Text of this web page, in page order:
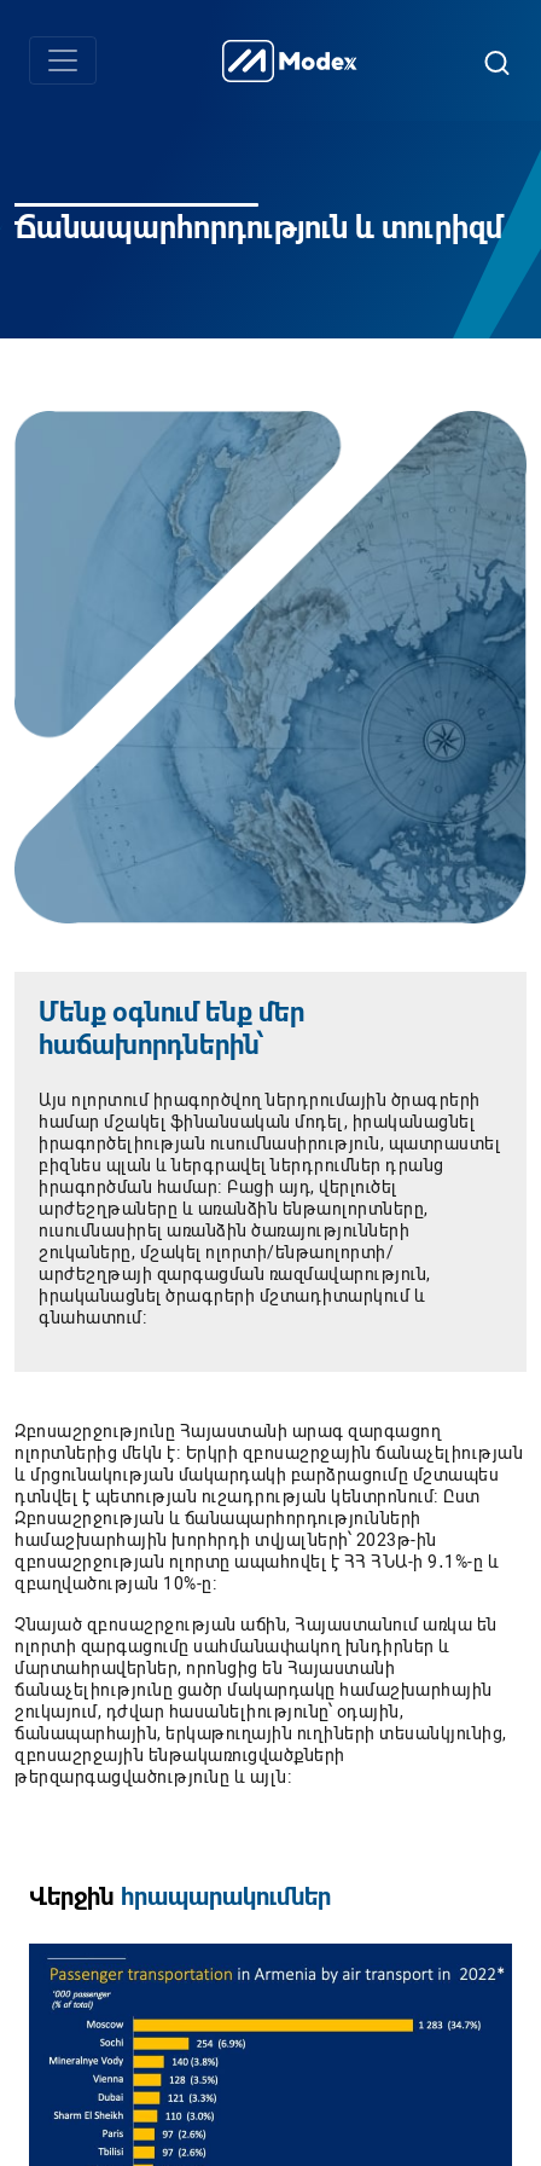
Ճանապարհորդություն և տուրիզմ
Մենք օգնում ենք մեր
հաճախորդներին՝
Այս ոլորտում իրագործվող ներդրումային ծրագրերի
համար մշակել ֆինանսական մոդել, իրականացնել
իրագործելիության ուսումնասիրություն, պատրաստել
բիզնես պլան և ներգրավել ներդրումներ դրանց
իրագործման համար։ Բացի այդ, վերլուծել
արժեշղթաները և առանձին ենթաոլորտները,
ուսումնասիրել առանձին ծառայությունների
շուկաները, մշակել ոլորտի/ենթաոլորտի/
արժեշղթայի զարգացման ռազմավարություն,
իրականացնել ծրագրերի մշտադիտարկում և
գնահատում։
Զբոսաշրջությունը Հայաստանի արագ զարգացող
ոլորտներից մեկն է։ Երկրի զբոսաշրջային ճանաչելիության
և մրցունակության մակարդակի բարձրացումը մշտապես
դտնվել է պետության ուշադրության կենտրոնում։ Ըստ
Զբոսաշրջության և ճանապարհորդությունների
համաշխարհային խորհրդի տվյալների՝ 2023թ-ին
զբոսաշրջության ոլորտը ապահովել է ՀՀ ՀՆԱ-ի 9․1%-ը և
զբաղվածության 10%-ը։
Չնայած զբոսաշրջության աճին, Հայաստանում առկա են
ոլորտի զարգացումը սահմանափակող խնդիրներ և
մարտահրավերներ, որոնցից են Հայաստանի
ճանաչելիությունը ցածր մակարդակը համաշխարհային
շուկայում, դժվար հասանելիությունը՝ օդային,
ճանապարհային, երկաթուղային ուղիների տեսանկյունից,
զբոսաշրջային ենթակառուցվածքների
թերզարգացվածությունը և այլն։
Վերջին հրապարակումներ